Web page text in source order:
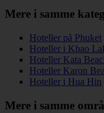
Mere i samme
Hoteller på Phuket
Hoteller i Khao
Hoteller Kata
Hoteller Karon
Hoteller i Hua Hin
Mere i samme